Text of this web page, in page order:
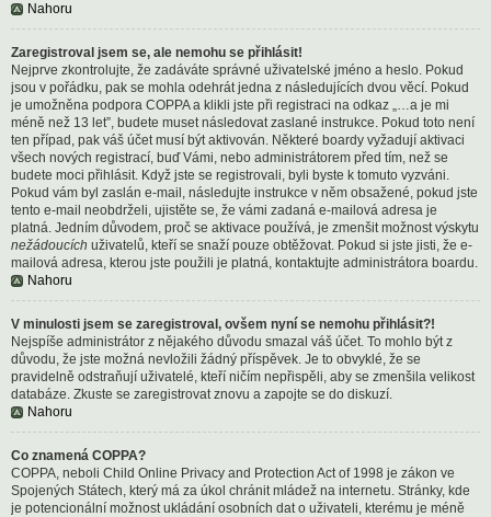
Nahoru
Zaregistroval jsem se, ale nemohu se přihlásit!
Nejprve zkontrolujte, že zadáváte správné uživatelské jméno a heslo. Pokud
jsou v pořádku, pak se mohla odehrát jedna z následujících dvou věcí. Pokud
je umožněna podpora COPPA a klikli jste při registraci na odkaz „…a je mi
méně než 13 let”, budete muset následovat zaslané instrukce. Pokud toto není
ten případ, pak váš účet musí být aktivován. Některé boardy vyžadují aktivaci
všech nových registrací, buď Vámi, nebo administrátorem před tím, než se
budete moci přihlásit. Když jste se registrovali, byli byste k tomuto vyzváni.
Pokud vám byl zaslán e-mail, následujte instrukce v něm obsažené, pokud jste
tento e-mail neobdrželi, ujistěte se, že vámi zadaná e-mailová adresa je
platná. Jedním důvodem, proč se aktivace používá, je zmenšit možnost výskytu
nežádoucích uživatelů, kteří se snaží pouze obtěžovat. Pokud si jste jisti, že e-
mailová adresa, kterou jste použili je platná, kontaktujte administrátora boardu.
Nahoru
V minulosti jsem se zaregistroval, ovšem nyní se nemohu přihlásit?!
Nejspíše administrátor z nějakého důvodu smazal váš účet. To mohlo být z
důvodu, že jste možná nevložili žádný příspěvek. Je to obvyklé, že se
pravidelně odstraňují uživatelé, kteří ničím nepřispěli, aby se zmenšila velikost
databáze. Zkuste se zaregistrovat znovu a zapojte se do diskuzí.
Nahoru
Co znamená COPPA?
COPPA, neboli Child Online Privacy and Protection Act of 1998 je zákon ve
Spojených Státech, který má za úkol chránit mládež na internetu. Stránky, kde
je potencionální možnost ukládání osobních dat o uživateli, kterému je méně